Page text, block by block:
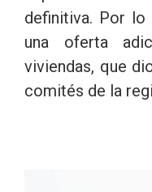
definitiva. Por
una oferta
viviendas, que
comités de la